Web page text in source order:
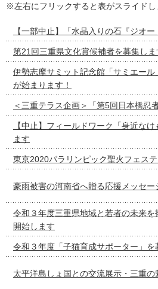
※左右にフリックすると表がスライドし
【一部中止】「水晶入りの石『ジオ
第21回三重県文化賞候補者を募集しま
伊勢志摩サミット記念館「サミエー
が始まります！
＜三重テラス企画＞「第5回日本橋忍
【中止】フィールドワーク「身近な
ます
東京2020パラリンピック聖火フェス
豪雨被害の河南省へ贈る応援メッセ
令和３年度三重県地域と若者の未来
開始します
令和３年度「子猫育成サポーター」を
太平洋島しょ国との交流展示・三重